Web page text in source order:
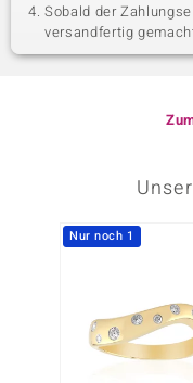
Sobald der
versandfertig
Nur noch 1